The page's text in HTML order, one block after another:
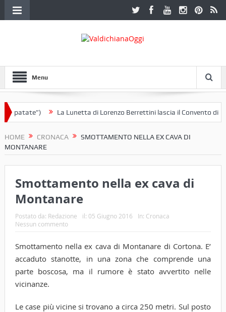
Menu
patate”) La Lunetta di Lorenzo Berrettini lascia il Convento di S.
HOME CRONACA
SMOTTAMENTO NELLA EX CAVA DI
MONTANARE
Smottamento nella ex cava di
Montanare
Postato da: Redazione il: 05 Giugno 2016 In: Cronaca
Nessun commento
Smottamento nella ex cava di Montanare di Cortona. E’
accaduto stanotte, in una zona che comprende una
parte boscosa, ma il rumore è stato avvertito nelle
vicinanze.
Le case più vicine si trovano a circa 250 metri. Sul posto